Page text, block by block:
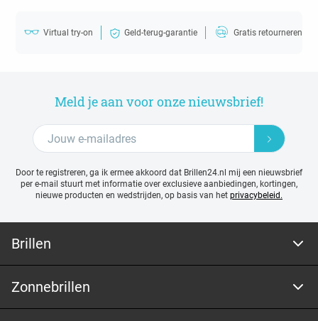
Virtual try-on Geld-terug-garantie Gratis retourneren
Meld je aan voor onze nieuwsbrief!
Door te registreren, ga ik ermee akkoord dat Brillen24.nl mij een nieuwsbrief
per e-mail stuurt met informatie over exclusieve aanbiedingen, kortingen,
nieuwe producten en wedstrijden, op basis van het privacybeleid.
Brillen
Zonnebrillen